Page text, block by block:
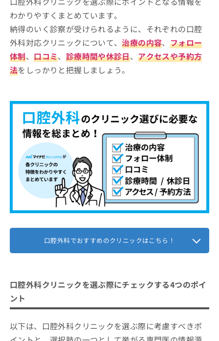
わかりやすくまとめています。
納得のいく診察が受けられるように、それぞれの口腔
外科対応クリニックについて、治療の内容、 フォロー
体制、口コミ、 診療時間や休診日、アクセスや予約方
法をしっかりと把握しましょう。
口腔外科でおすすめのクリニックはこちら！
口腔外科クリニックを選ぶ際にチェックする4つのポイ
ント
以下は、口腔外科クリニックを選ぶ際に考慮すべきポ